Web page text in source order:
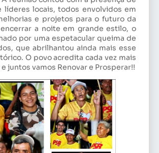
líderes locais, todos envolvidos em
e projetos para o futuro da
encerrar a noite em grande estilo, o
por uma espetacular queima de
que abrilhantou ainda mais esse
O povo acredita cada vez mais
juntos vamos Renovar e Prosperar!!